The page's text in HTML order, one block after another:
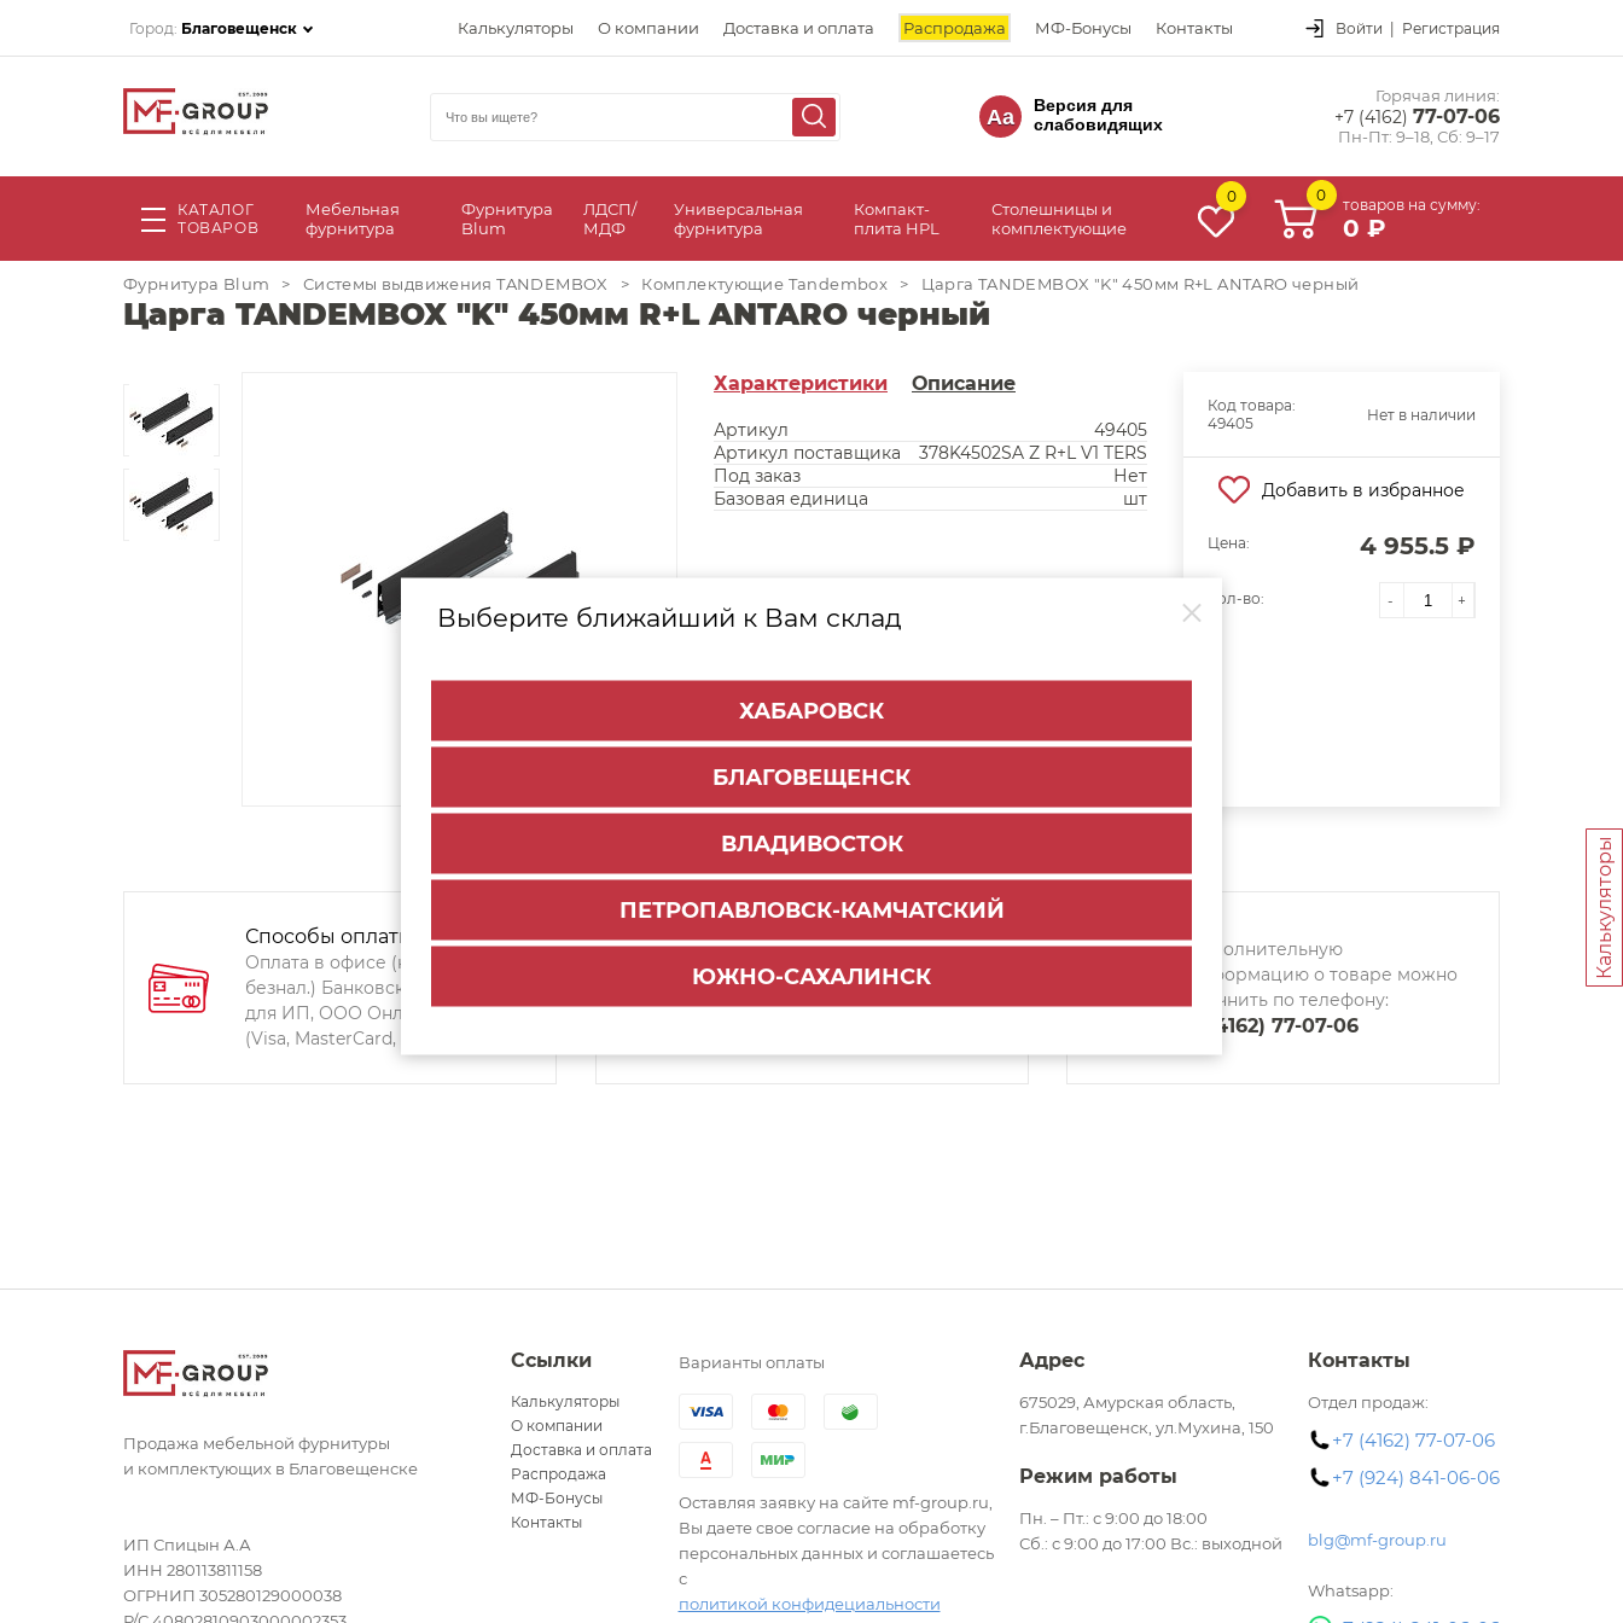
Город: Благовещенск Калькуляторы О компании Доставка и оплата Распродажа МФ-Бонусы Контакты Войти | Регистрация
Aa
Версия для
слабовидящих
Горячая линия:
+7 (4162) 77-07-06
Пн-Пт: 9–18, Сб: 9–17
КАТАЛОГ
ТОВАРОВ
Мебельная
фурнитура
Фурнитура
Blum
ЛДСП/
МДФ
Универсальная
фурнитура
Компакт-
плита HPL
Столешницы и
комплектующие
0 0
товаров на сумму:
0 ₽
Выберите ближайший к Вам склад
ХАБАРОВСК
БЛАГОВЕЩЕНСК
ВЛАДИВОСТОК
ПЕТРОПАВЛОВСК-КАМЧАТСКИЙ
ЮЖНО-САХАЛИНСК
Фурнитура Blum > Системы выдвижения TANDEMBOX > Комплектующие Tandembox > Царга TANDEMBOX "K" 450мм R+L ANTARO черный
Царга TANDEMBOX "K" 450мм R+L ANTARO черный
Характеристики Описание
Артикул
49405
Артикул поставщика
378K4502SA Z R+L V1 TERS
Под заказ
Нет
Базовая единица
шт
Код товара:
49405
Нет в наличии
Добавить в избранное
Цена: 4 955.5 ₽
Кол-во: - +
Способы оплаты:
Оплата в офисе (наличными,
безнал.) Банковский перевод
для ИП, ООО Онлайн-оплата
(Visa, MasterCard, Мир)
По городу:1000 руб.
Самовывоз:ул. Мухина 150
Дополнительную
информацию о товаре можно
уточнить по телефону:
8 (4162) 77-07-06
Калькуляторы
Продажа мебельной фурнитуры
и комплектующих в Благовещенске
ИП Спицын А.А
ИНН 280113811158
ОГРНИП 305280129000038
Ссылки
Калькуляторы
О компании
Доставка и оплата
Распродажа
МФ-Бонусы
Контакты
Варианты оплаты
Оставляя заявку на сайте mf-group.ru,
Вы даете свое согласие на обработку
персональных данных и соглашаетесь
с
политикой конфидециальности
Адрес
675029, Амурская область,
г.Благовещенск, ул.Мухина, 150
Режим работы
Пн. – Пт.: с 9:00 до 18:00
Сб.: с 9:00 до 17:00 Вс.: выходной
Контакты
Отдел продаж:
+7 (4162) 77-07-06
+7 (924) 841-06-06
blg@mf-group.ru
Whatsapp: